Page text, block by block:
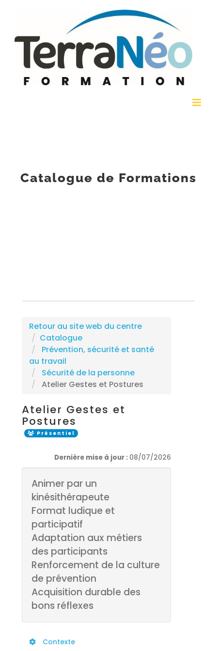
Catalogue de Formations
Retour au site web du centre
Catalogue
Prévention, sécurité et santé
au travail
Sécurité de la personne
Atelier Gestes et Postures
Atelier Gestes et
Postures
Présentiel
Dernière mise à jour : 08/07/2026
Animer par un
kinésithérapeute
Format ludique et
participatif
Adaptation aux métiers
des participants
Renforcement de la culture
de prévention
Acquisition durable des
bons réflexes
Contexte